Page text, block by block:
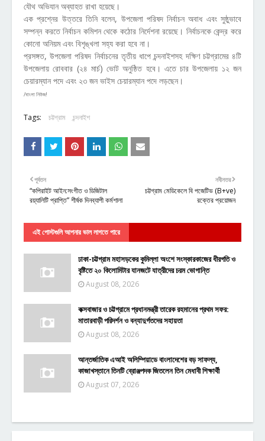
যৌথ অভিযান অব্যাহত রাখা হয়েছে।
এক প্রশ্নের উত্তরে তিনি বলেন, উপজেলা পরিষদ নির্বাচন অবাধ এবং সুষ্ঠুভাবে
সম্পন্ন করতে নির্বাচন কমিশন থেকে কঠোর নির্দেশনা রয়েছে। নির্বাচনকে কেন্দ্র করে
কোনো অনিয়ম এবং বিশৃঙ্খলা সহ্য করা হবে না।
প্রসঙ্গত, উপজেলা পরিষদ নির্বাচনের তৃতীয় ধাপে চন্দনাইশসহ দক্ষিণ চট্টগ্রামের ৪টি
উপজেলায় রোববার (২৪ মার্চ) ভোট অনুষ্ঠিত হবে। এতে চার উপজেলায় ১২ জন
চেয়ারম্যান পদে এবং ২৩ জন ভাইস চেয়ারম্যান পদে লড়ছেন।
/বাংলা নিউজ!
Tags: চট্টগ্রাম চন্দনাইশ
নবীনতর
চট্টগ্রাম মেডিকেলে বি পজেটিভ (B+ve)
রক্তের প্রয়োজন
পূর্বতন
“কপিরাইট আইন:সংগীত ও ডিজিটাল
রয়্যালিটি প্রাপ্তি” শীর্ষক দিনব্যাপী কর্মশালা
এই পোস্টগুলি আপনার ভাল লাগতে পারে
ঢাকা-চট্টগ্রাম মহাসড়কের কুমিল্লা অংশে সংস্কারকাজের ধীরগতি ও
বৃষ্টিতে ২০ কিলোমিটার যানজটে যাত্রীদের চরম ভোগান্তি
August 08, 2026
কক্সবাজার ও চট্টগ্রামে প্রধানমন্ত্রী তারেক রহমানের প্রথম সফর:
মাতারবাড়ী পরিদর্শন ও বন্যাদুর্গতদের সহায়তা
August 08, 2026
আন্তর্জাতিক এআই অলিম্পিয়াডে বাংলাদেশের বড় সাফল্য,
কাজাখস্তানে তিনটি ব্রোঞ্জপদক জিতলেন তিন মেধাবী শিক্ষার্থী
August 07, 2026